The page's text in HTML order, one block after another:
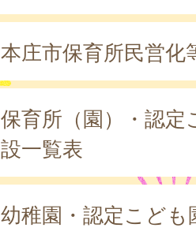
本庄市保育所民営化
保育所（園）・認
設一覧表
幼稚園・認定こども